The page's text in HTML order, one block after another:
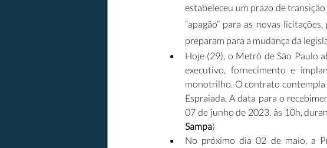
estabeleceu um prazo de
“apagão” para as novas
preparam para a mudança da
Hoje (29), o Metrô de São Paulo
executivo, fornecimento e
monotrilho. O contrato
Espraiada. A data para o
07 de junho de 2023, às 10h,
Sampa)
No próximo dia 02 de maio, a